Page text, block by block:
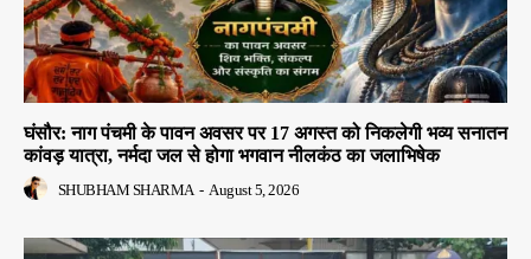
घंसौर: नाग पंचमी के पावन अवसर पर 17 अगस्त को निकलेगी भव्य सनातन
कांवड़ यात्रा, नर्मदा जल से होगा भगवान नीलकंठ का जलाभिषेक
SHUBHAM SHARMA - August 5, 2026